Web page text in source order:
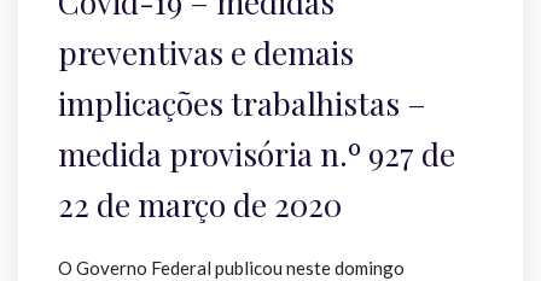
preventivas e demais
implicações trabalhistas –
medida provisória n.º 927 de
22 de março de 2020
O Governo Federal publicou neste domingo